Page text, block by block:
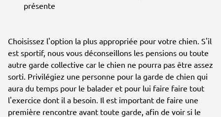
présente
Choisissez l'option la plus appropriée pour votre chien. S'il
est sportif, nous vous déconseillons les pensions ou toute
autre garde collective car le chien ne pourra pas être assez
sorti. Privilégiez une personne pour la garde de chien qui
aura du temps pour le balader et pour lui faire faire tout
l'exercice dont il a besoin. Il est important de faire une
première rencontre avant toute garde, afin de voir si le